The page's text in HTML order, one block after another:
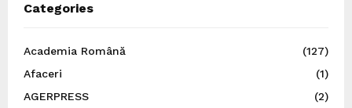
Categories
Academia Română
(127)
Afaceri
(1)
AGERPRESS
(2)